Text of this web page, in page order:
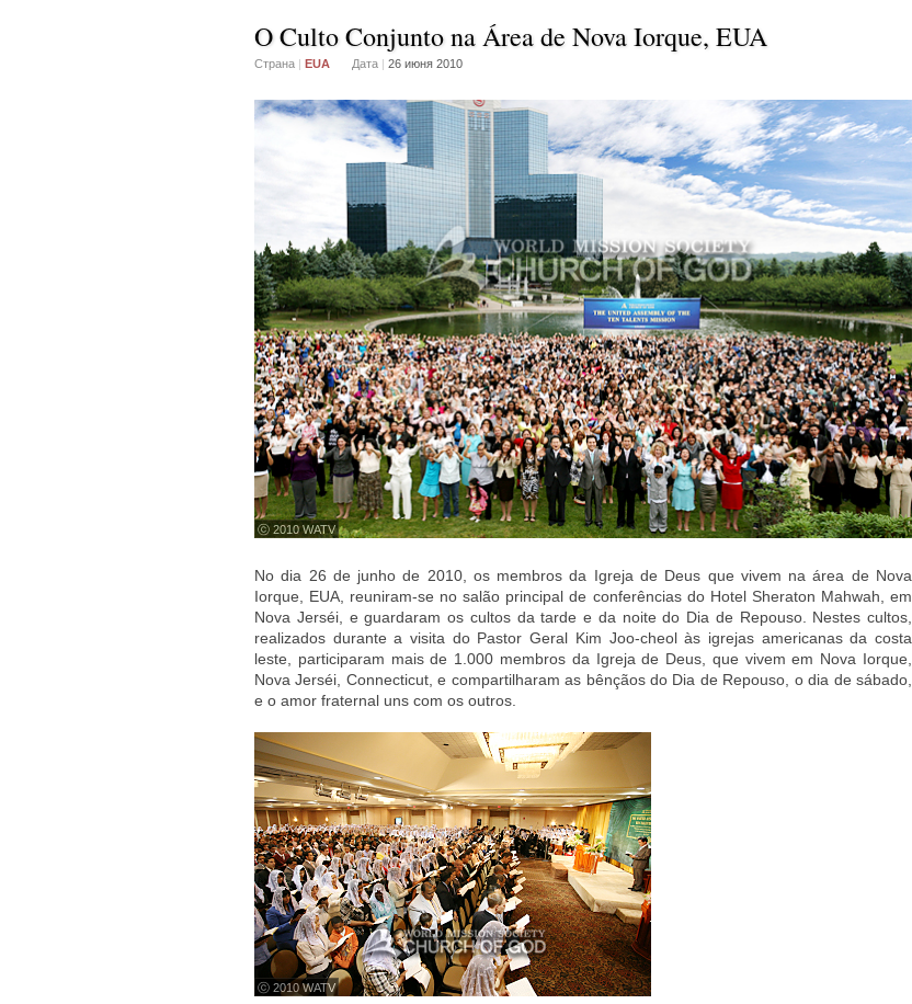
O Culto Conjunto na Área de Nova Iorque, EUA
Страна | EUA Дата | 26 июня 2010
ⓒ 2010 WATV
No dia 26 de junho de 2010, os membros da Igreja de Deus que vivem na área de Nova
Iorque, EUA, reuniram-se no salão principal de conferências do Hotel Sheraton Mahwah, em
Nova Jerséi, e guardaram os cultos da tarde e da noite do Dia de Repouso. Nestes cultos,
realizados durante a visita do Pastor Geral Kim Joo-cheol às igrejas americanas da costa
leste, participaram mais de 1.000 membros da Igreja de Deus, que vivem em Nova Iorque,
Nova Jerséi, Connecticut, e compartilharam as bênçãos do Dia de Repouso, o dia de sábado,
e o amor fraternal uns com os outros.
ⓒ 2010 WATV